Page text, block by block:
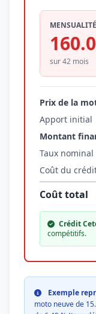
MENSUALITÉ
sur 42 mois
Prix de la
Apport initial
Montant
Taux nominal
Coût du
Coût total
Crédit
compétitifs.
Exemple
moto neuve de